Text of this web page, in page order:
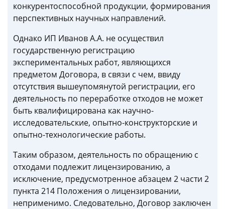
конкурентоспособной продукции, формирования
перспективных научных направлений.
Однако ИП Иванов А.А. не осуществил
государственную регистрацию
экспериментальных работ, являющихся
предметом Договора, в связи с чем, ввиду
отсутствия вышеупомянутой регистрации, его
деятельность по переработке отходов не может
быть квалифицирована как научно-
исследовательские, опытно-конструкторские и
опытно-технологические работы.
Таким образом, деятельность по обращению с
отходами подлежит лицензированию, а
исключение, предусмотренное абзацем 2 части 2
пункта 214 Положения о лицензировании,
неприменимо. Следовательно, Договор заключен